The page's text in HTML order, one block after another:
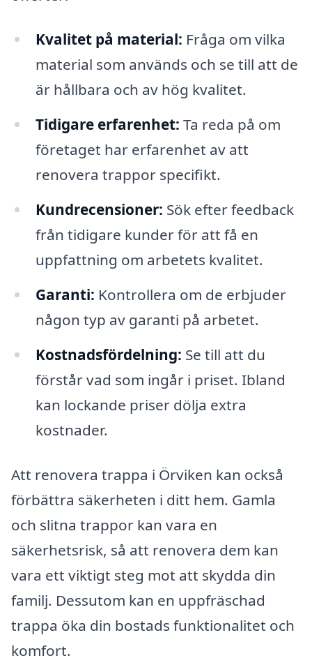
Kvalitet på material: Fråga om vilka
material som används och se till att de
är hållbara och av hög kvalitet.
Tidigare erfarenhet: Ta reda på om
företaget har erfarenhet av att
renovera trappor specifikt.
Kundrecensioner: Sök efter feedback
från tidigare kunder för att få en
uppfattning om arbetets kvalitet.
Garanti: Kontrollera om de erbjuder
någon typ av garanti på arbetet.
Kostnadsfördelning: Se till att du
förstår vad som ingår i priset. Ibland
kan lockande priser dölja extra
kostnader.
Att renovera trappa i Örviken kan också
förbättra säkerheten i ditt hem. Gamla
och slitna trappor kan vara en
säkerhetsrisk, så att renovera dem kan
vara ett viktigt steg mot att skydda din
familj. Dessutom kan en uppfräschad
trappa öka din bostads funktionalitet och
komfort.